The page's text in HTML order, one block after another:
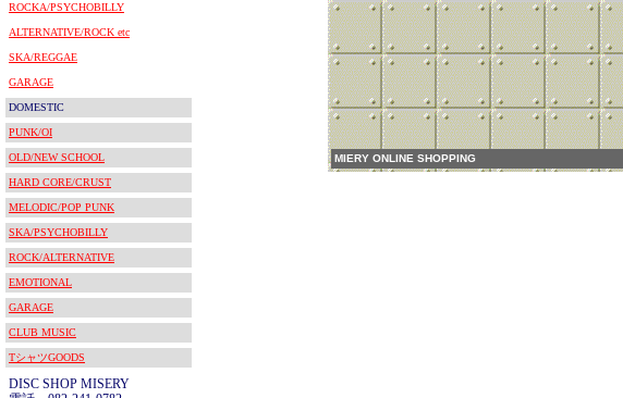
ROCKA/PSYCHOBILLY
ALTERNATIVE/ROCK etc
SKA/REGGAE
GARAGE
DOMESTIC
PUNK/OI
OLD/NEW SCHOOL
HARD CORE/CRUST
MELODIC/POP PUNK
SKA/PSYCHOBILLY
ROCK/ALTERNATIVE
EMOTIONAL
GARAGE
CLUB MUSIC
TシャツGOODS
DISC SHOP MISERY
MIERY ONLINE SHOPPING